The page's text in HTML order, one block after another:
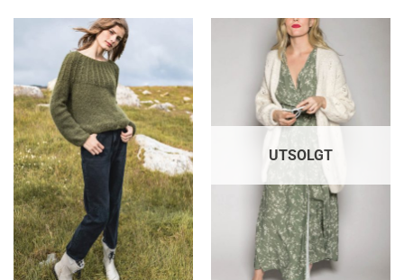
UTSOLGT